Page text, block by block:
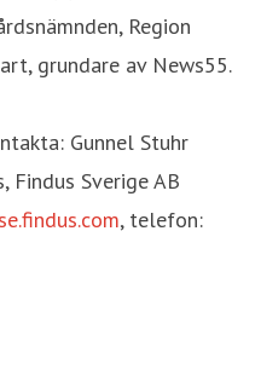
Region
grundare av News55.
Gunnel Stuhr
Findus Sverige AB
, telefon: